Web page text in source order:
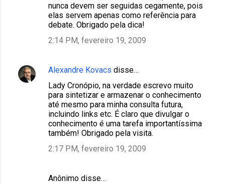
nunca devem ser seguidas cegamente, pois
elas servem apenas como referência para
debate. Obrigado pela dica!
2:14 PM, fevereiro 19, 2009
Alexandre Kovacs disse…
Lady Cronópio, na verdade escrevo muito
para sintetizar e armazenar o conhecimento
até mesmo para minha consulta futura,
incluindo links etc. É claro que divulgar o
conhecimento é uma tarefa importantíssima
também! Obrigado pela visita.
2:17 PM, fevereiro 19, 2009
Anônimo disse…